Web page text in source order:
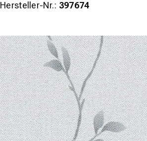
Hersteller-Nr.: 397674